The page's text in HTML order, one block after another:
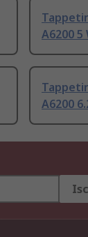
A6200 5
A6200